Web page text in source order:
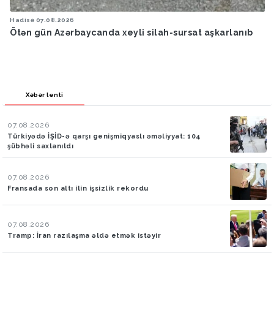
Hadisə 07.08.2026
Ötən gün Azərbaycanda xeyli silah-sursat aşkarlanıb
Xəbər lenti
07.08.2026
Türkiyədə İŞİD-ə qarşı genişmiqyaslı əməliyyat: 104
şübhəli saxlanıldı
07.08.2026
Fransada son altı ilin işsizlik rekordu
07.08.2026
Tramp: İran razılaşma əldə etmək istəyir